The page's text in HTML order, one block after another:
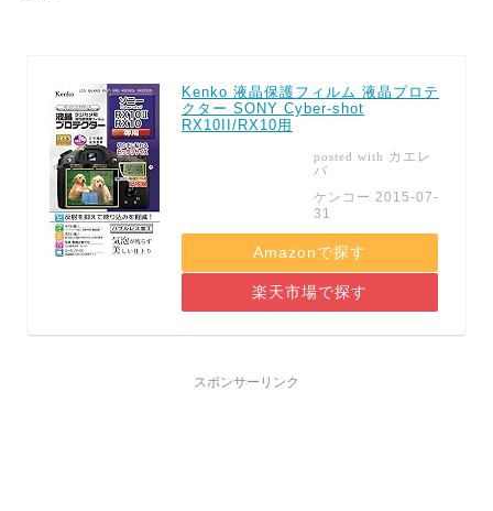
Kenko 液晶保護フィルム 液晶プロテ
クター SONY Cyber-shot
RX10II/RX10用
posted with カエレ
バ
ケンコー 2015-07-
31
Amazonで探す
楽天市場で探す
スポンサーリンク